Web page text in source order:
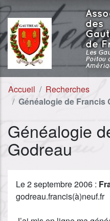
Aller au contenu
Aller à la navigation
des
de
Les
Poitou
Accueil
Recherches
Généalogie de Francis
Généalogie
Godreau
Le 2 septembre 2006 :
godreau.francis(à)neuf.fr